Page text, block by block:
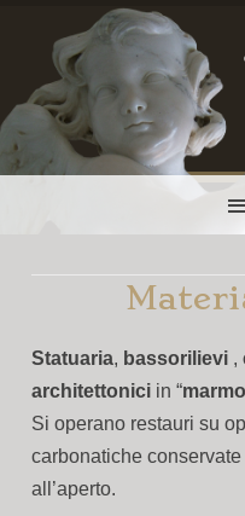
Statuaria, bassorilievi ,
architettonici in “
Si operano restauri su
carbonatiche
all’aperto.